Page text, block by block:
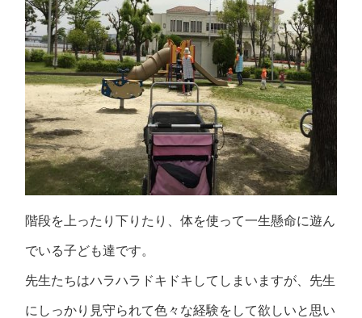
階段を上ったり下りたり、体を使って一生懸命に遊ん
でいる子ども達です。
先生たちはハラハラドキドキしてしまいますが、先生
にしっかり見守られて色々な経験をして欲しいと思い